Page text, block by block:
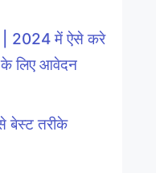
2024 में ऐसे करे
लिए आवेदन
बेस्ट तरीके